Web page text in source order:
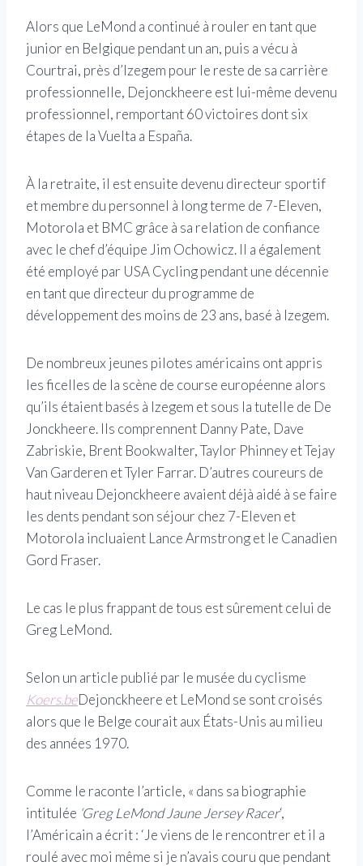
Alors que LeMond a continué à rouler en tant que
junior en Belgique pendant un an, puis a vécu à
Courtrai, près d’Izegem pour le reste de sa carrière
professionnelle, Dejonckheere est lui-même devenu
professionnel, remportant 60 victoires dont six
étapes de la Vuelta a España.
À la retraite, il est ensuite devenu directeur sportif
et membre du personnel à long terme de 7-Eleven,
Motorola et BMC grâce à sa relation de confiance
avec le chef d’équipe Jim Ochowicz. Il a également
été employé par USA Cycling pendant une décennie
en tant que directeur du programme de
développement des moins de 23 ans, basé à Izegem.
De nombreux jeunes pilotes américains ont appris
les ficelles de la scène de course européenne alors
qu’ils étaient basés à Izegem et sous la tutelle de De
Jonckheere. Ils comprennent Danny Pate, Dave
Zabriskie, Brent Bookwalter, Taylor Phinney et Tejay
Van Garderen et Tyler Farrar. D’autres coureurs de
haut niveau Dejonckheere avaient déjà aidé à se faire
les dents pendant son séjour chez 7-Eleven et
Motorola incluaient Lance Armstrong et le Canadien
Gord Fraser.
Le cas le plus frappant de tous est sûrement celui de
Greg LeMond.
Selon un article publié par le musée du cyclisme
Koers.beDejonckheere et LeMond se sont croisés
alors que le Belge courait aux États-Unis au milieu
des années 1970.
Comme le raconte l’article, « dans sa biographie
intitulée ‘Greg LeMond Jaune Jersey Racer‘,
l’Américain a écrit : ‘Je viens de le rencontrer et il a
roulé avec moi même si je n’avais couru que pendant